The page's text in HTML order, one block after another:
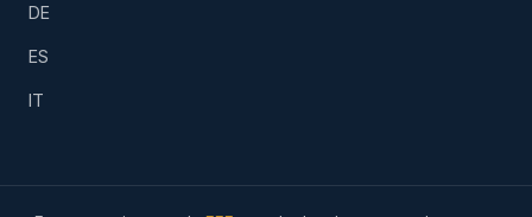
DE
ES
IT